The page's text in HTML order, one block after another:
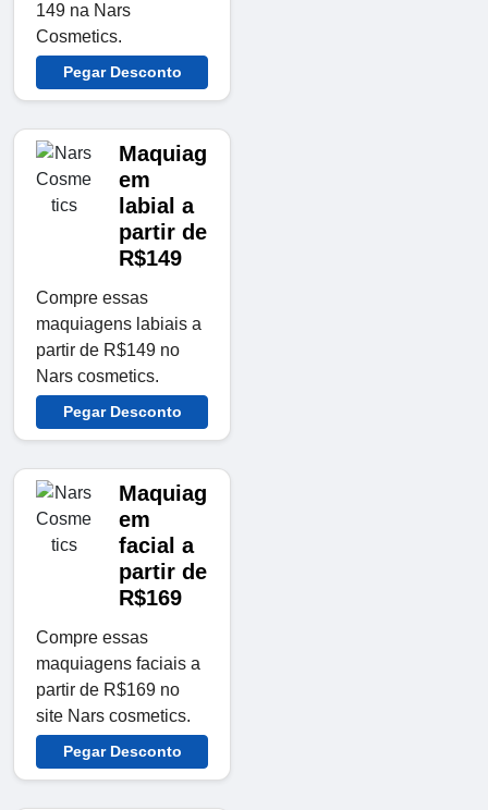
149 na Nars
Cosmetics.
Pegar Desconto
Maquiag
em
labial a
partir de
R$149
Compre essas
maquiagens labiais a
partir de R$149 no
Nars cosmetics.
Pegar Desconto
Maquiag
em
facial a
partir de
R$169
Compre essas
maquiagens faciais a
partir de R$169 no
site Nars cosmetics.
Pegar Desconto